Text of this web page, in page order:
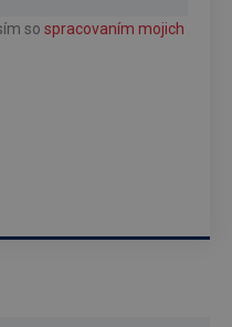
so spracovaním mojich